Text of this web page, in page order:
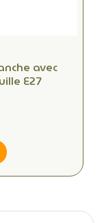
avec
E27